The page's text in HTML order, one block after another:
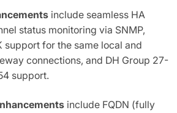
include seamless HA
status monitoring via SNMP,
support for the same local and
connections, and DH Group 27-
support.
include FQDN (fully